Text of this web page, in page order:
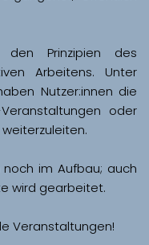
Prinzipien des
Arbeitens. Unter
Nutzer:innen die
oder
im Aufbau; auch
Veranstaltungen!